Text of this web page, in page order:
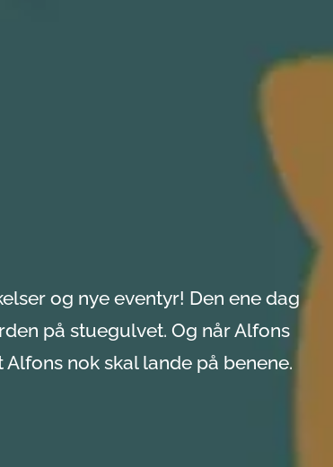
og nye eventyr! Den ene dag
på stuegulvet. Og når Alfons
Alfons nok skal lande på benene.